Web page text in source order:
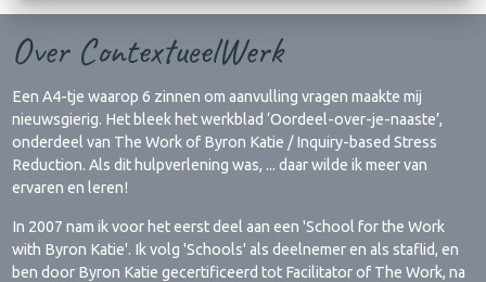
Over ContextueelWerk
Een A4-tje waarop 6 zinnen om aanvulling vragen maakte mij
nieuwsgierig. Het bleek het werkblad ‘Oordeel-over-je-naaste’,
onderdeel van The Work of Byron Katie / Inquiry-based Stress
Reduction. Als dit hulpverlening was, ... daar wilde ik meer van
ervaren en leren!
In 2007 nam ik voor het eerst deel aan een 'School for the Work
with Byron Katie'. Ik volg 'Schools' als deelnemer en als staflid, en
ben door Byron Katie gecertificeerd tot Facilitator of The Work, na